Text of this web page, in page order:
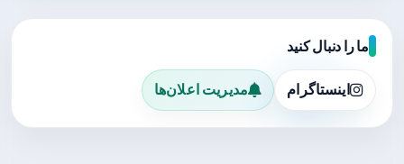
ما را دنبال کنید
اینستاگرام مدیریت اعلان‌ها